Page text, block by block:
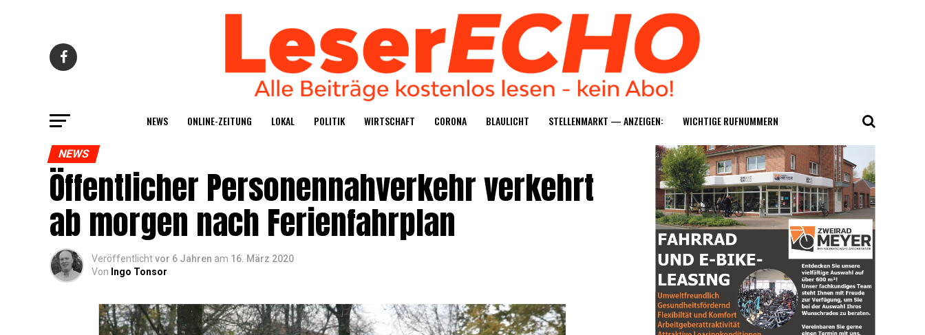
NEWS ONLINE-ZEI­TUNG LOKAL POLI­TIK WIRT­SCHAFT CORO­NA BLAU­LICHT STEL­LEN­MARKT — ANZEIGEN: WICH­TI­GE RUFNUMMERN
NEWS
Öffent­li­cher Per­so­nen­nah­ver­kehr ver­kehrt
ab mor­gen nach Ferienfahrplan
Veröffentlichtvor 6 Jahren am 16. März 2020
Von Ingo Tonsor